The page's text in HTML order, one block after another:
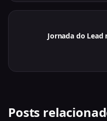
Jornada do
Posts